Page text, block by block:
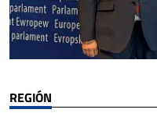
REGIÓN